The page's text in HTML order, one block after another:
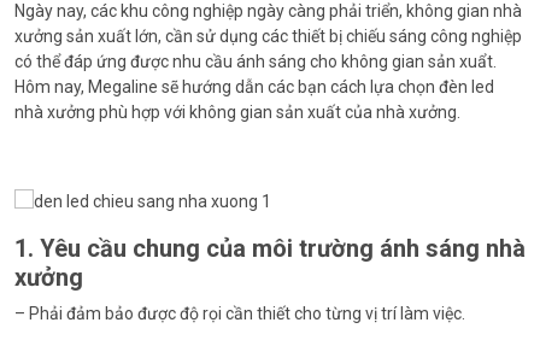
Ngày nay, các khu công nghiệp ngày càng phải triển, không gian nhà
xưởng sản xuất lớn, cần sử dụng các thiết bị chiếu sáng công nghiệp
có thể đáp ứng được nhu cầu ánh sáng cho không gian sản xuẩt.
Hôm nay, Megaline sẽ hướng dẫn các bạn cách lựa chọn đèn led
nhà xưởng phù hợp với không gian sản xuất của nhà xưởng.
1. Yêu cầu chung của môi trường ánh sáng nhà
xưởng
– Phải đảm bảo được độ rọi cần thiết cho từng vị trí làm việc.